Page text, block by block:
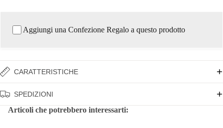
Aggiungi una Confezione Regalo a questo prodotto
CARATTERISTICHE
SPEDIZIONI
Articoli che potrebbero interessarti: